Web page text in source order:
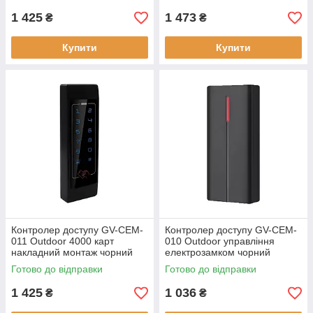
1 425 ₴
Купити
1 473 ₴
Купити
Контролер доступу GV-CEM-
011 Outdoor 4000 карт
накладний монтаж чорний
12V/40mA
Готово до відправки
1 425 ₴
Контролер доступу GV-CEM-
010 Outdoor управління
електрозамком чорний
температура -45 ~ +60 IP67
Готово до відправки
1 036 ₴